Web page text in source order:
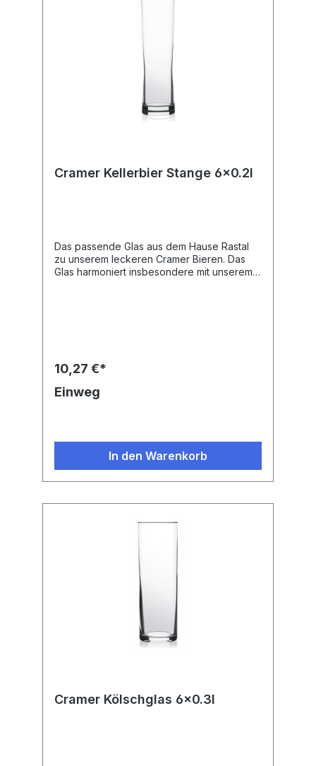
Cramer Kellerbier Stange 6x0.2l
Das passende Glas aus dem Hause Rastal
zu unserem leckeren Cramer Bieren. Das
Glas harmoniert insbesondere mit unserem
10,27 €*
Einweg
In den Warenkorb
Cramer Kölschglas 6x0.3l